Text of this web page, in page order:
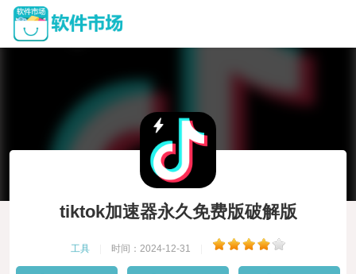
tiktok加速器永久免费版破解版
工具 时间：2024-12-31